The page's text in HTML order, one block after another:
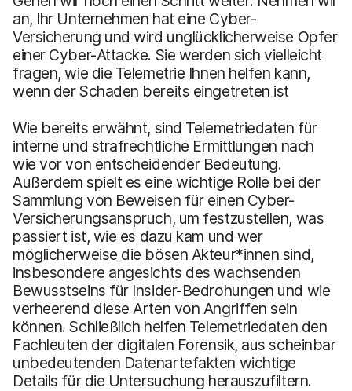
an, Ihr Unternehmen hat eine Cyber-
Versicherung und wird unglücklicherweise Opfer
einer Cyber-Attacke. Sie werden sich vielleicht
fragen, wie die Telemetrie Ihnen helfen kann,
wenn der Schaden bereits eingetreten ist
Wie bereits erwähnt, sind Telemetriedaten für
interne und strafrechtliche Ermittlungen nach
wie vor von entscheidender Bedeutung.
Außerdem spielt es eine wichtige Rolle bei der
Sammlung von Beweisen für einen Cyber-
Versicherungsanspruch, um festzustellen, was
passiert ist, wie es dazu kam und wer
möglicherweise die bösen Akteur*innen sind,
insbesondere angesichts des wachsenden
Bewusstseins für Insider-Bedrohungen und wie
verheerend diese Arten von Angriffen sein
können. Schließlich helfen Telemetriedaten den
Fachleuten der digitalen Forensik, aus scheinbar
unbedeutenden Datenartefakten wichtige
Details für die Untersuchung herauszufiltern.